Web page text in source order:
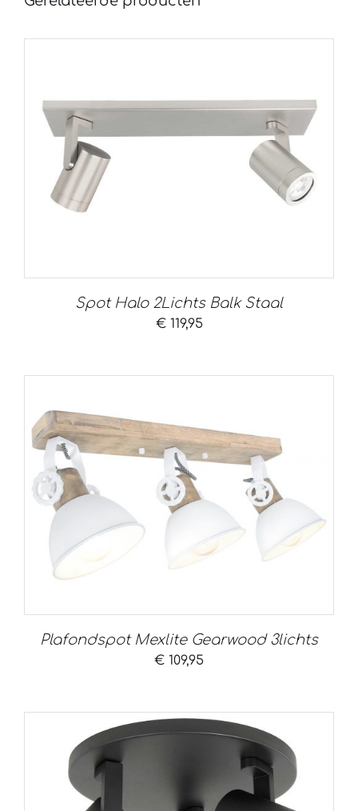
Spot Halo 2Lichts Balk Staal
€119,95
Plafondspot Mexlite Gearwood 3lichts
€ 109,95